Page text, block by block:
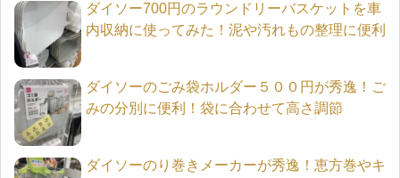
ダイソー700円のラウンドリーバスケットを車
内収納に使ってみた！泥や汚れもの整理に便利
ダイソーのごみ袋ホルダー５００円が秀逸！ご
みの分別に便利！袋に合わせて高さ調節
ダイソーのり巻きメーカーが秀逸！恵方巻やキ